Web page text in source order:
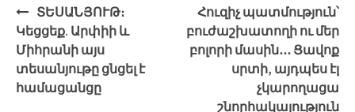
Post
navigation
ՏԵՍԱՆՅՈՒԹ։
Կեցցեք. Արփիի և
Միհրանի այս
տեսանյութը ցնցել է
համացանցը
Հուզիչ պատմություն՝
բուժաշխատողի ու մեր
բոլորի մասին․․․ Ցավոք
սրտի, այդպես էլ
չկարողացա
շնորհակալություն